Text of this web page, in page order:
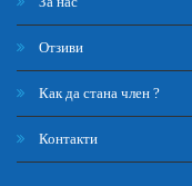
Отзиви
Как да стана член ?
Контакти